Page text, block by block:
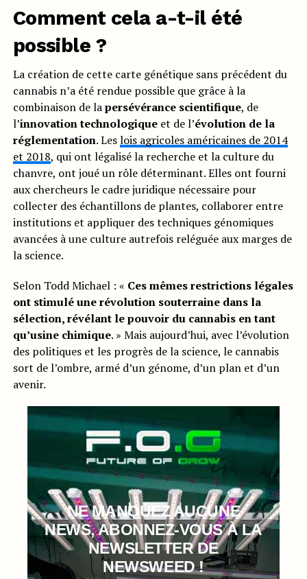
Comment cela a-t-il été
possible ?
La création de cette carte génétique sans précédent du
cannabis n’a été rendue possible que grâce à la
combinaison de lapersévérance scientifique, de
l’innovation technologiqueet de l’évolution de la
réglementation. Leslois agricoles américaines de 2014
et 2018, qui ont légalisé la recherche et la culture du
chanvre, ont joué un rôle déterminant. Elles ont fourni
aux chercheurs le cadre juridique nécessaire pour
collecter des échantillons de plantes, collaborer entre
institutions et appliquer des techniques génomiques
avancées à une culture autrefois reléguée aux marges de
la science.
Selon Todd Michael : « Ces mêmes restrictions légales
ont stimulé une révolution souterraine dans la
sélection, révélant le pouvoir du cannabis en tant
qu’usine chimique. » Mais aujourd’hui, avec l’évolution
des politiques et les progrès de la science, le cannabis
sort de l’ombre, armé d’un génome, d’un plan et d’un
avenir.
NE MANQUEZ AUCUNE
NEWS, ABONNEZ-VOUS À LA
NEWSLETTER DE
NEWSWEED !